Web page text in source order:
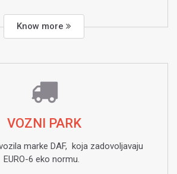
Know more
VOZNI PARK
marke DAF, koja zadovoljavaju
EURO-6 eko normu.